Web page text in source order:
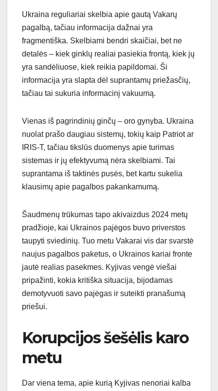
Ukraina reguliariai skelbia apie gautą Vakarų
pagalbą, tačiau informacija dažnai yra
fragmentiška. Skelbiami bendri skaičiai, bet ne
detalės – kiek ginklų realiai pasiekia frontą, kiek jų
yra sandėliuose, kiek reikia papildomai. Ši
informacija yra slapta dėl suprantamų priežasčių,
tačiau tai sukuria informacinį vakuumą.
Vienas iš pagrindinių ginčų – oro gynyba. Ukraina
nuolat prašo daugiau sistemų, tokių kaip Patriot ar
IRIS-T, tačiau tikslūs duomenys apie turimas
sistemas ir jų efektyvumą nėra skelbiami. Tai
suprantama iš taktinės pusės, bet kartu sukelia
klausimų apie pagalbos pakankamumą.
Šaudmenų trūkumas tapo akivaizdus 2024 metų
pradžioje, kai Ukrainos pajėgos buvo priverstos
taupyti sviedinių. Tuo metu Vakarai vis dar svarstė
naujus pagalbos paketus, o Ukrainos kariai fronte
jautė realias pasekmes. Kyjivas vengė viešai
pripažinti, kokia kritiška situacija, bijodamas
demotyvuoti savo pajėgas ir suteikti pranašumą
priešui.
Korupcijos šešėlis karo
metu
Dar viena tema, apie kurią Kyjivas nenoriai kalba